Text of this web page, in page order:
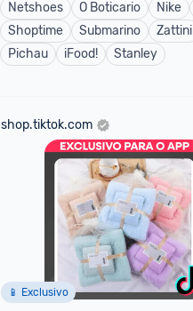
Netshoes
O Boticario Nike
Shoptime
Submarino Zattini
Pichau
iFood! Stanley
shop.tiktok.com
📱 Exclusivo